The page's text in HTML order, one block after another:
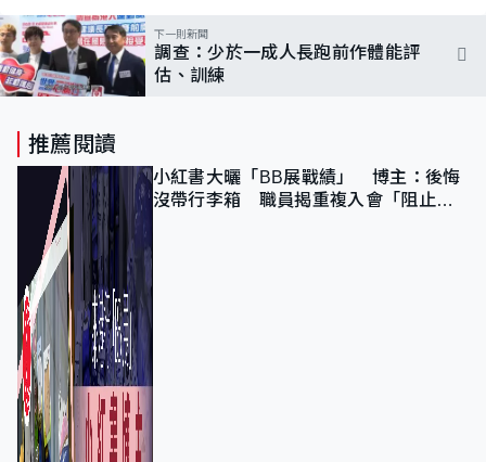
下一則新聞
調查：少於一成人長跑前作體能評
估、訓練
推薦閱讀
小紅書大曬「BB展戰績」 博主：後悔
沒帶行李箱 職員揭重複入會「阻止唔